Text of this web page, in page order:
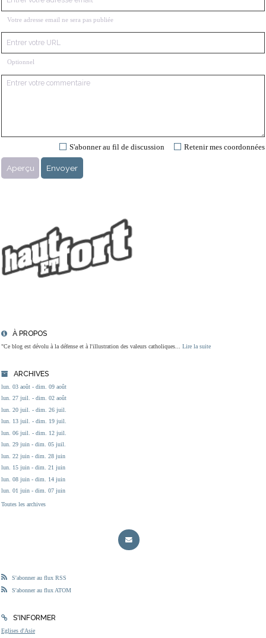
À PROPOS
"Ce blog est dévolu à la défense et à l'illustration des valeurs catholiques... Lire la suite
ARCHIVES
lun. 03 août - dim. 09 août
lun. 27 juil. - dim. 02 août
lun. 20 juil. - dim. 26 juil.
lun. 13 juil. - dim. 19 juil.
lun. 06 juil. - dim. 12 juil.
lun. 29 juin - dim. 05 juil.
lun. 22 juin - dim. 28 juin
lun. 15 juin - dim. 21 juin
lun. 08 juin - dim. 14 juin
lun. 01 juin - dim. 07 juin
Toutes les archives
S'abonner au flux RSS
S'abonner au flux ATOM
S'INFORMER
Eglises d'Asie
Votre adresse email ne sera pas publiée
Optionnel
Retenir mes coordonnées
S'abonner au fil de discussion